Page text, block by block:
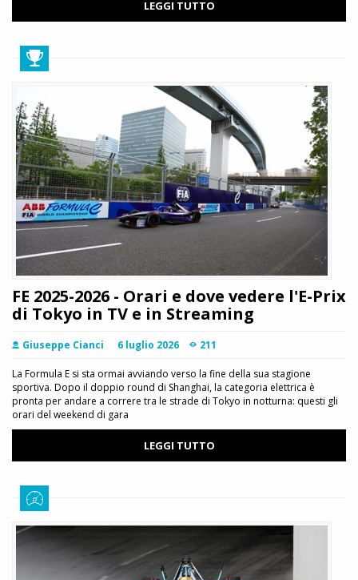
LEGGI TUTTO
FE 2025-2026 - Orari e dove vedere l'E-Prix
di Tokyo in TV e in Streaming
Giuseppe Cianci 6 luglio 2026 211
La Formula E si sta ormai avviando verso la fine della sua stagione
sportiva. Dopo il doppio round di Shanghai, la categoria elettrica è
pronta per andare a correre tra le strade di Tokyo in notturna: questi gli
orari del weekend di gara
LEGGI TUTTO